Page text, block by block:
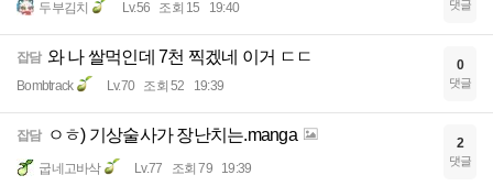
두부김치 Lv.56 조회 15 19:40 댓글
잡담 와 나 쌀먹인데 7천 찍겠네 이거 ㄷㄷ
Bombtrack Lv.70 조회 52 19:39
0
댓글
잡담 ㅇㅎ) 기상술사가 장난치는.manga
굽네고바삭 Lv.77 조회 79 19:39
2
댓글